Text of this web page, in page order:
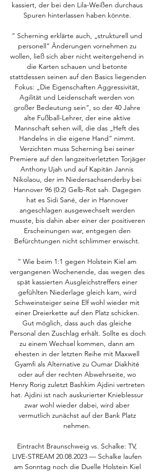
kassiert, der bei den Lila-Weißen durchaus
Spuren hinterlassen haben könnte.
“ Scherning erklärte auch, „strukturell und
personell“ Änderungen vornehmen zu
wollen, ließ sich aber nicht weitergehend in
die Karten schauen und betonte
stattdessen seinen auf den Basics liegenden
Fokus: „Die Eigenschaften Aggressivität,
Agilität und Leidenschaft werden von
großer Bedeutung sein“, so der 40 Jahre
alte Fußball-Lehrer, der eine aktive
Mannschaft sehen will, die das „Heft des
Handelns in die eigene Hand“ nimmt.
Verzichten muss Scherning bei seiner
Premiere auf den langzeitverletzten Torjäger
Anthony Ujah und auf Kapitän Jannis
Nikolaou, der im Niedersachsenderby bei
Hannover 96 (0:2) Gelb-Rot sah. Dagegen
hat es Sidi Sané, der in Hannover
angeschlagen ausgewechselt werden
musste, bis dahin aber einer der positiveren
Erscheinungen war, entgegen den
Befürchtungen nicht schlimmer erwischt.
“ Wie beim 1:1 gegen Holstein Kiel am
vergangenen Wochenende, das wegen des
spät kassierten Ausgleichstreffers einer
gefühlten Niederlage gleich kam, wird
Schweinsteiger seine Elf wohl wieder mit
einer Dreierkette auf den Platz schicken.
Gut möglich, dass auch das gleiche
Personal den Zuschlag erhält. Sollte es doch
zu einem Wechsel kommen, dann am
ehesten in der letzten Reihe mit Maxwell
Gyamfi als Alternative zu Oumar Diakhité
oder auf der rechten Abwehrseite, wo
Henry Rorig zuletzt Bashkim Ajdini vertreten
hat. Ajdini ist nach auskurierter Knieblessur
zwar wohl wieder dabei, wird aber
vermutlich zunächst auf der Bank Platz
nehmen.
Eintracht Braunschweig vs. Schalke: TV,
LIVE-STREAM 20.08.2023 — Schalke laufen
am Sonntag noch die Duelle Holstein Kiel